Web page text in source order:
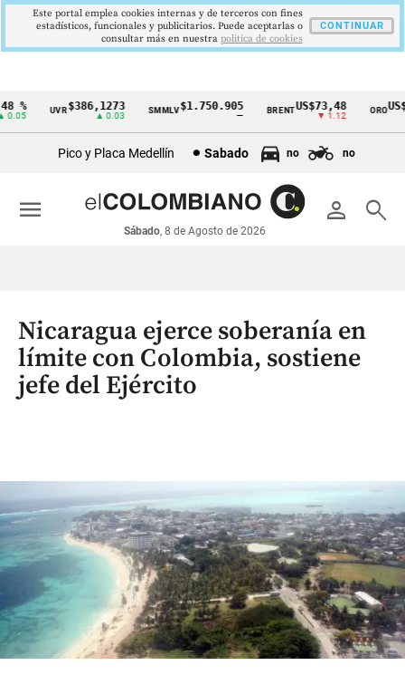
Cintillo
económicos
Colombia
UVR$386,1273
▲ 0.03
SMMLV$1.750.905 BRENTUS$73,48
▼ 1.12
ORO
Pico y Placa Medellín Sabado no no
person search
Sábado, 8 de Agosto de 2026
menu
Nicaragua ejerce soberanía en
límite con Colombia, sostiene
jefe del Ejército
Este portal emplea cookies internas y de terceros con fines
estadísticos, funcionales y publicitarios. Puede aceptarlas o
consultar más en nuestra politica de cookies
CONTINUAR